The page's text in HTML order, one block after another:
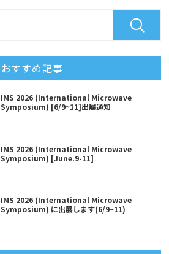
おすすめ記事
IMS 2026 (International Microwave
Symposium) [6/9~11]出展通知
IMS 2026 (International Microwave
Symposium) [June.9-11]
IMS 2026 (International Microwave
Symposium) に出展します(6/9~11)